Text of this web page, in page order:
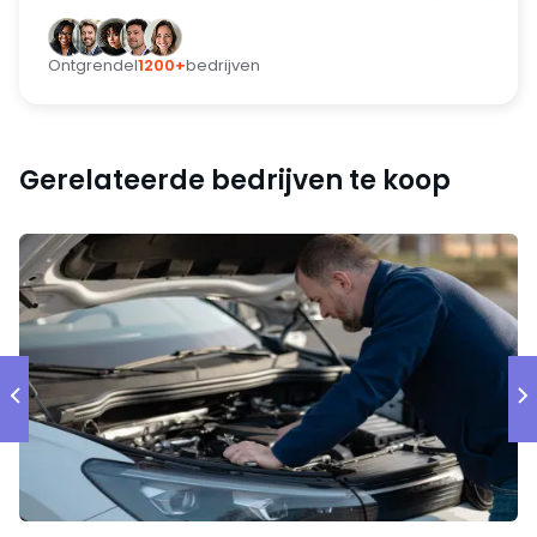
Ontgrendel1200+bedrijven
Gerelateerde bedrijven te koop